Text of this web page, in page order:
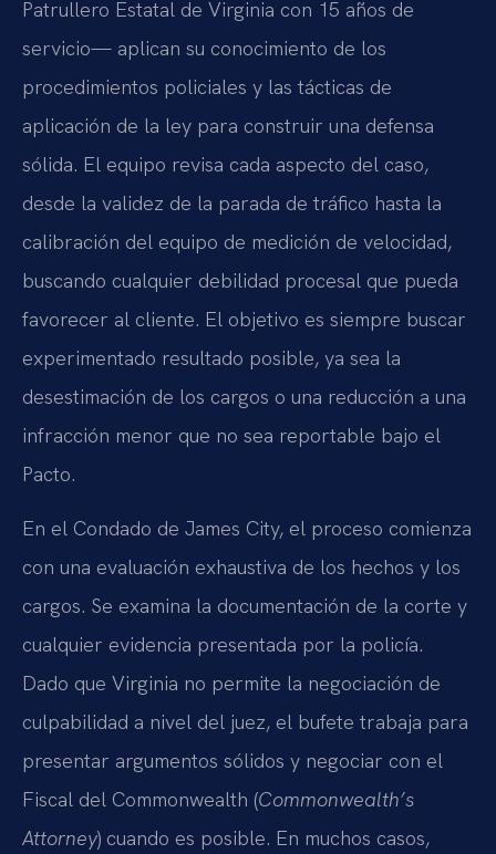
Patrullero Estatal de Virginia con 15 años de
servicio— aplican su conocimiento de los
procedimientos policiales y las tácticas de
aplicación de la ley para construir una defensa
sólida. El equipo revisa cada aspecto del caso,
desde la validez de la parada de tráfico hasta la
calibración del equipo de medición de velocidad,
buscando cualquier debilidad procesal que pueda
favorecer al cliente. El objetivo es siempre buscar
experimentado resultado posible, ya sea la
desestimación de los cargos o una reducción a una
infracción menor que no sea reportable bajo el
Pacto.
En el Condado de James City, el proceso comienza
con una evaluación exhaustiva de los hechos y los
cargos. Se examina la documentación de la corte y
cualquier evidencia presentada por la policía.
Dado que Virginia no permite la negociación de
culpabilidad a nivel del juez, el bufete trabaja para
presentar argumentos sólidos y negociar con el
Fiscal del Commonwealth (Commonwealth’s
Attorney) cuando es posible. En muchos casos,